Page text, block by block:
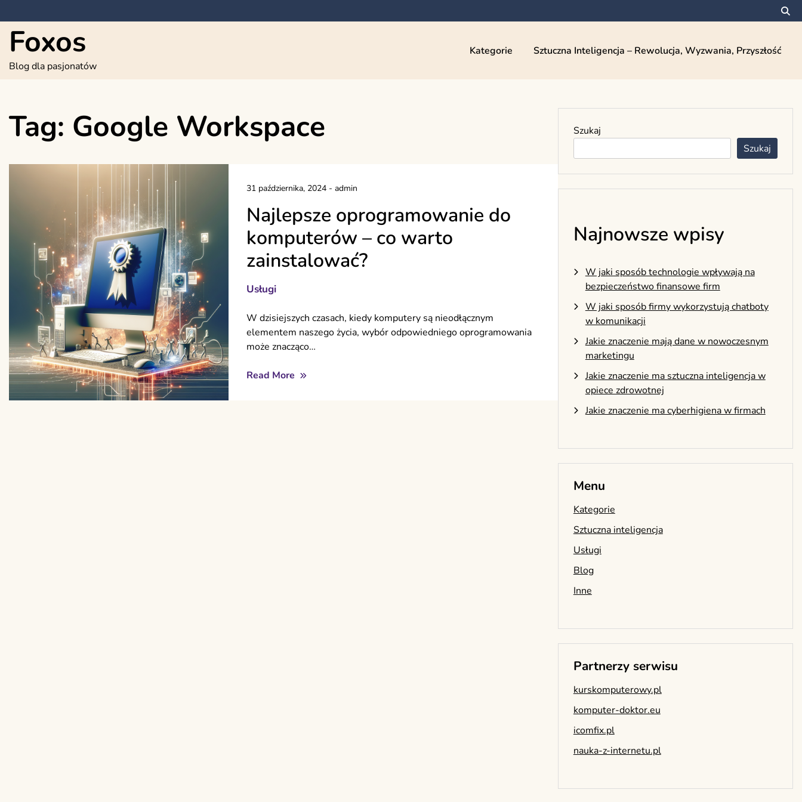
to
content
Foxos
Blog dla pasjonatów
Kategorie Sztuczna Inteligencja – Rewolucja, Wyzwania, Przyszłość
Tag: Google Workspace
31 października, 2024- admin
Najlepsze oprogramowanie do
komputerów – co warto
zainstalować?
Usługi
W dzisiejszych czasach, kiedy komputery są nieodłącznym
elementem naszego życia, wybór odpowiedniego oprogramowania
może znacząco…
Read More
Szukaj
Szukaj
Najnowsze wpisy
W jaki sposób technologie wpływają na
bezpieczeństwo finansowe firm
W jaki sposób firmy wykorzystują chatboty
w komunikacji
Jakie znaczenie mają dane w nowoczesnym
marketingu
Jakie znaczenie ma sztuczna inteligencja w
opiece zdrowotnej
Jakie znaczenie ma cyberhigiena w firmach
Menu
Kategorie
Sztuczna inteligencja
Usługi
Blog
Inne
Partnerzy serwisu
kurskomputerowy.pl
komputer-doktor.eu
icomfix.pl
nauka-z-internetu.pl